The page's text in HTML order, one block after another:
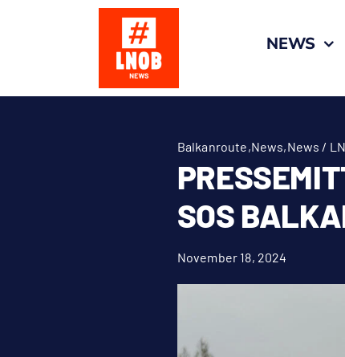
NEWS
Balkanroute,News,News /
SOS
November 18, 2024